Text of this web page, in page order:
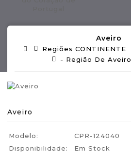
Aveiro
Regiões CONTINENTE
- Região De Aveiro
Aveiro
Modelo:
CPR-124040
Disponibilidade:
Em Stock